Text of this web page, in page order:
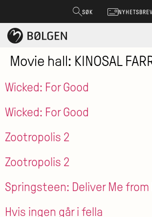
SØK NYHETSBREV
Movie hall: KINOSAL
Wicked: For Good
Wicked: For Good
Zootropolis 2
Zootropolis 2
Springsteen: Deliver Me from
Hvis ingen går i fella